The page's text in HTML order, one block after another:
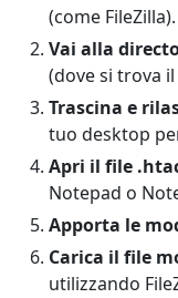
(come FileZilla).
Vai alla
(dove si trova
Trascina e
tuo desktop
Apri il file
Notepad o
Apporta le
Carica il file
utilizzando